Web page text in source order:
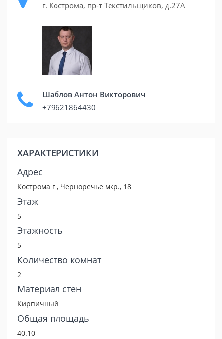
г. Кострома, пр-т Текстильщиков, д.27А
Шаблов Антон Викторович
+79621864430
ХАРАКТЕРИСТИКИ
Адрес
Кострома г., Черноречье мкр., 18
Этаж
5
Этажность
5
Количество комнат
2
Материал стен
Кирпичный
Общая площадь
40.10